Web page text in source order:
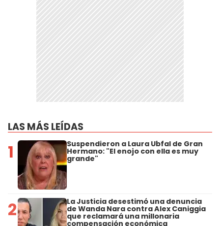
LAS MÁS LEÍDAS
1 Suspendieron a Laura Ubfal de Gran
Hermano: "El enojo con ella es muy
grande"
2 La Justicia desestimó una denuncia
de Wanda Nara contra Alex Caniggia
que reclamará una millonaria
compensación económica